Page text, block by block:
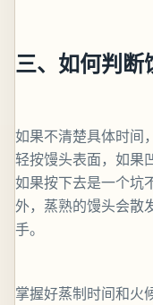
三、如何判断
如果不清楚具体时间
轻按馒头表面，如果
如果按下去是一个坑
外，蒸熟的馒头会散
手。
掌握好蒸制时间和火